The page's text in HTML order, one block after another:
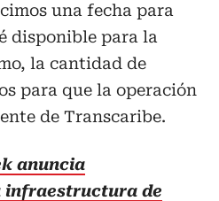
una fecha para
disponible para la
la cantidad de
para que la operación
de Transcaribe.
anuncia
infraestructura de